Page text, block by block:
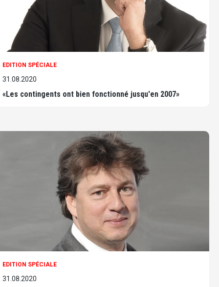
EDITION SPÉCIALE
31.08.2020
«Les contingents ont bien fonctionné jusqu'en 2007»
EDITION SPÉCIALE
31.08.2020